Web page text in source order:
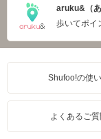
aruku&（あ
歩いてポイ
Shufoo!の使
よくあるご質